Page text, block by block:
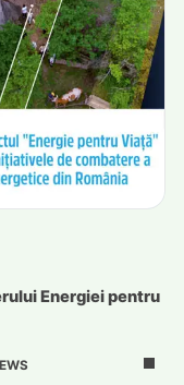
Energiei pentru